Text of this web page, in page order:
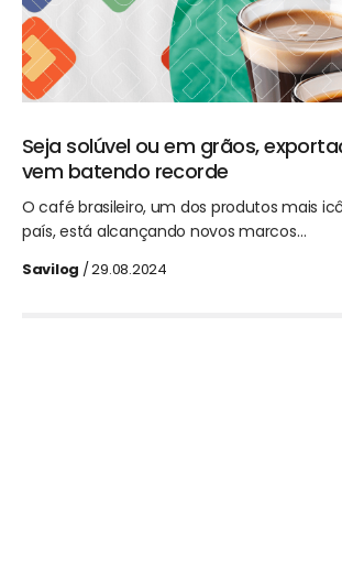
Seja solúvel ou em grãos,
vem batendo recorde
O café brasileiro, um dos produtos mais
país, está alcançando novos marcos…
Savilog / 29.08.2024